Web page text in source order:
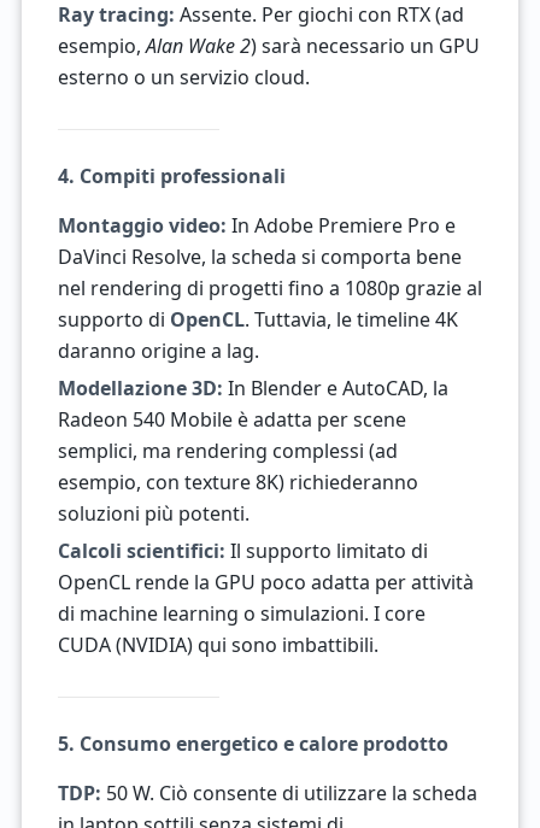
Ray tracing: Assente. Per giochi con RTX (ad
esempio,Alan Wake 2) sarà necessario un GPU
esterno o un servizio cloud.
4. Compiti professionali
Montaggio video: In Adobe Premiere Pro e
DaVinci Resolve, la scheda si comporta bene
nel rendering di progetti fino a 1080p grazie al
supporto di OpenCL. Tuttavia, le timeline 4K
daranno origine a lag.
Modellazione 3D: In Blender e AutoCAD, la
Radeon 540 Mobile è adatta per scene
semplici, ma rendering complessi (ad
esempio, con texture 8K) richiederanno
soluzioni più potenti.
Calcoli scientifici: Il supporto limitato di
OpenCL rende la GPU poco adatta per attività
di machine learning o simulazioni. I core
CUDA (NVIDIA) qui sono imbattibili.
5. Consumo energetico e calore prodotto
TDP: 50 W. Ciò consente di utilizzare la scheda